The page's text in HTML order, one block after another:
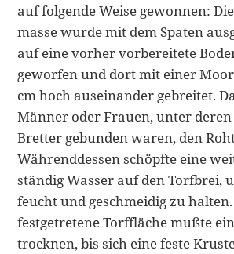
auf folgende Weise gewonnen:
masse wurde mit dem Spaten
auf eine vorher vorbereitete
geworfen und dort mit einer
cm hoch aus­einander gebreitet.
Männer oder Frauen, unter
Bretter gebunden waren, den
Währenddessen schöpfte eine
ständig Wasser auf den Torfbrei,
feucht und geschmeidig zu halten.
festgetretene Torffläche mußte
trocknen, bis sich eine feste